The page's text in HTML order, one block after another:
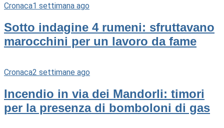
Cronaca1 settimana ago
Sotto indagine 4 rumeni: sfruttavano
marocchini per un lavoro da fame
Cronaca2 settimane ago
Incendio in via dei Mandorli: timori
per la presenza di bomboloni di gas